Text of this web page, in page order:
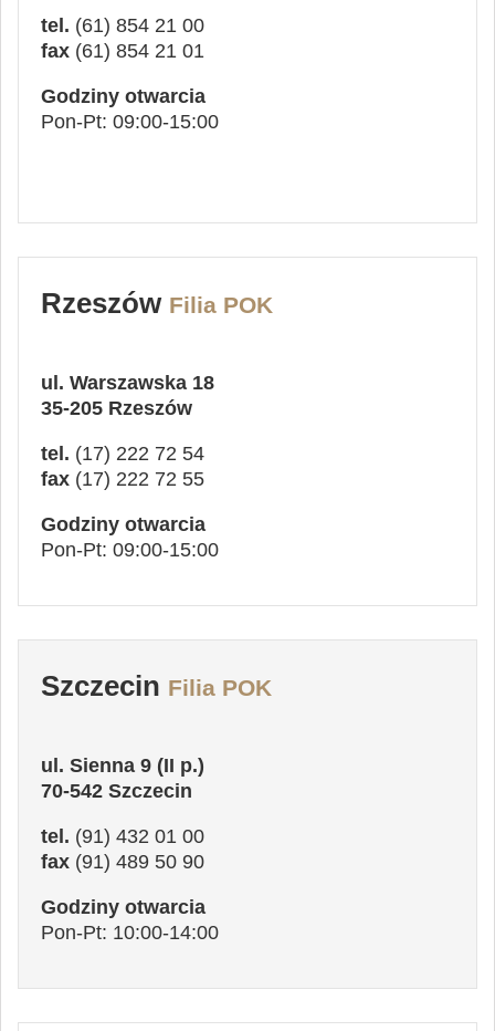
tel. (61) 854 21 00
fax (61) 854 21 01
Godziny otwarcia
Pon-Pt: 09:00-15:00
Rzeszów Filia POK
ul. Warszawska 18
35-205 Rzeszów
tel. (17) 222 72 54
fax (17) 222 72 55
Godziny otwarcia
Pon-Pt: 09:00-15:00
Szczecin Filia POK
ul. Sienna 9 (II p.)
70-542 Szczecin
tel. (91) 432 01 00
fax (91) 489 50 90
Godziny otwarcia
Pon-Pt: 10:00-14:00